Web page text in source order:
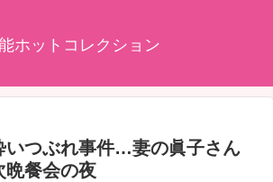
ホットコレクション
いつぶれ事件…妻の眞子さん
晩餐会の夜